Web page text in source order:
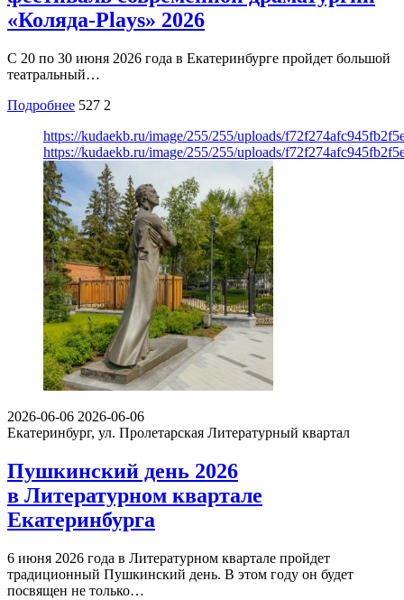
«Коляда-Plays» 2026
С 20 по 30 июня 2026 года в Екатеринбурге пройдет большой
театральный…
Подробнее 527 2
https://kudaekb.ru/image/255/255/uploads/
https://kudaekb.ru/image/255/255/uploads/
2026-06-06 2026-06-06
Екатеринбург, ул. Пролетарская Литературный квартал
Пушкинский день 2026
в Литературном квартале
Екатеринбурга
6 июня 2026 года в Литературном квартале пройдет
традиционный Пушкинский день. В этом году он будет
посвящен не только…